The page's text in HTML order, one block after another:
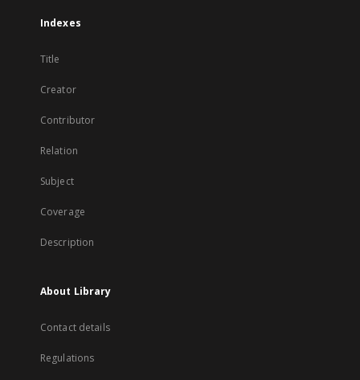
Indexes
Title
Creator
Contributor
Relation
Subject
Coverage
Description
About Library
Contact details
Regulations